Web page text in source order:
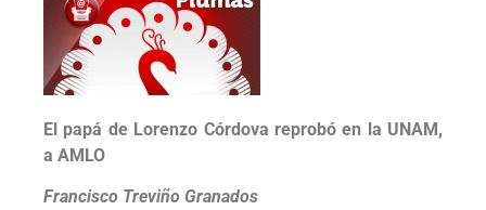
El papá de Lorenzo Córdova reprobó en la UNAM,
a AMLO
Francisco Treviño Granados